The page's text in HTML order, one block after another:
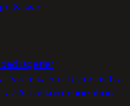
& svar
Svenska Spel penningtvätt
av AI för kommunikation